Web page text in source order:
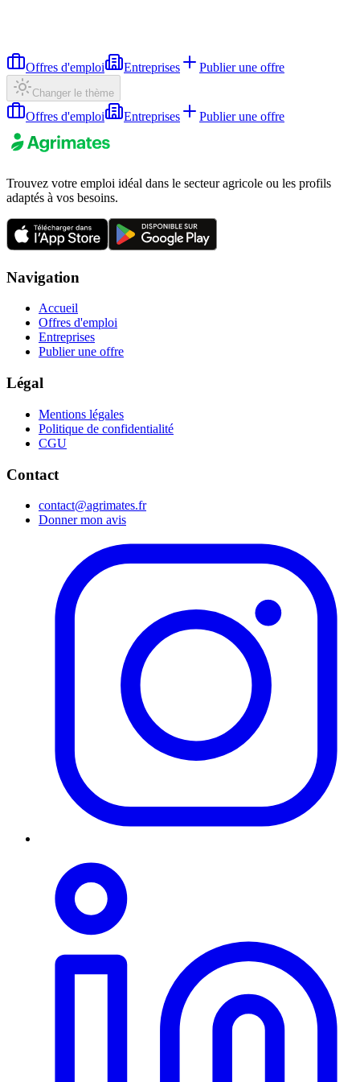
Offres d'emploi Entreprises Publier une offre
Changer le thème
Offres d'emploi Entreprises Publier une offre
Trouvez votre emploi idéal dans le secteur agricole ou les profils
adaptés à vos besoins.
Navigation
Accueil
Offres d'emploi
Entreprises
Publier une offre
Légal
Mentions légales
Politique de confidentialité
CGU
Contact
contact@agrimates.fr
Donner mon avis